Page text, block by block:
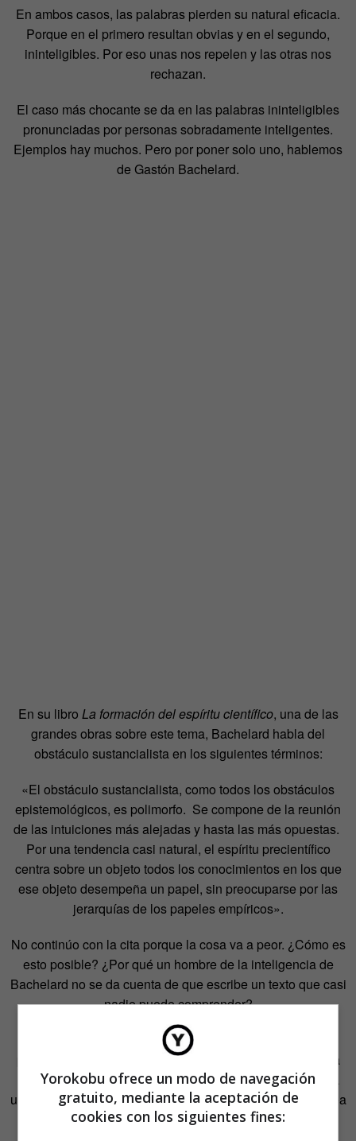
En ambos casos, las palabras pierden su natural eficacia.
Porque en el primero resultan obvias y en el segundo,
ininteligibles. Por eso unas nos repelen y las otras nos
rechazan.
El caso más chocante se da en las palabras ininteligibles
pronunciadas por personas sobradamente inteligentes.
Ejemplos hay muchos. Pero por poner solo uno, hablemos
de Gastón Bachelard.
En su libro La formación del espíritu científico, una de las
grandes obras sobre este tema, Bachelard habla del
obstáculo sustancialista en los siguientes términos:
«El obstáculo sustancialista, como todos los obstáculos
epistemológicos, es polimorfo. Se compone de la reunión
de las intuiciones más alejadas y hasta las más opuestas.
Por una tendencia casi natural, el espíritu precientífico
centra sobre un objeto todos los conocimientos en los que
ese objeto desempeña un papel, sin preocuparse por las
jerarquías de los papeles empíricos».
No continúo con la cita porque la cosa va a peor. ¿Cómo es
esto posible? ¿Por qué un hombre de la inteligencia de
Bachelard no se da cuenta de que escribe un texto que casi
nadie puede comprender?
El tema no tendría mayor importancia si lo que este autor
pretende contarnos fuera irrelevante. Pero se trata de una
mente prodigiosa que orienta gran parte de su obra hacia
una minoría tan exigua que impide que su pensamiento sea
realmente transformador.
Yorokobu ofrece un modo de navegación
gratuito, mediante la aceptación de
cookies con los siguientes fines: